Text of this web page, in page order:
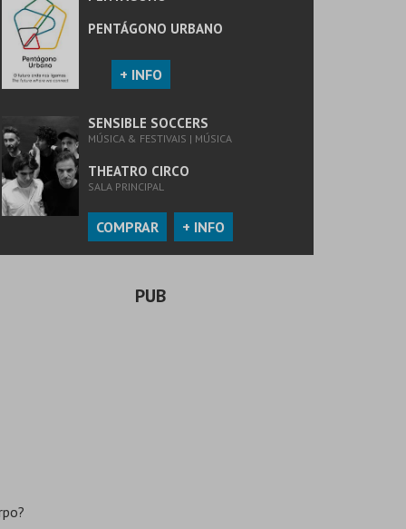
PENTÁGONO URBANO
+ INFO
SENSIBLE SOCCERS
MÚSICA & FESTIVAIS | MÚSICA
THEATRO CIRCO
SALA PRINCIPAL
COMPRAR + INFO
PUB